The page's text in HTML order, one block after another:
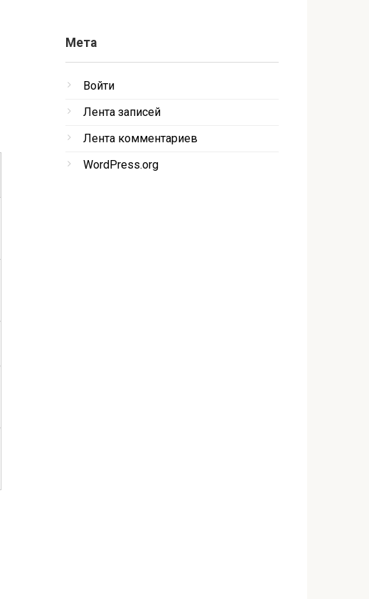
Мета
Войти
Лента записей
Лента комментариев
WordPress.org